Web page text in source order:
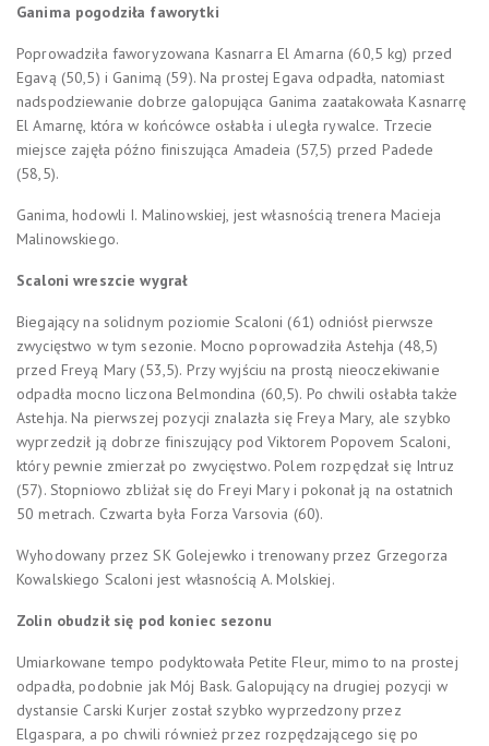
Ganima pogodziła faworytki
Poprowadziła faworyzowana Kasnarra El Amarna (60,5 kg) przed
Egavą (50,5) i Ganimą (59). Na prostej Egava odpadła, natomiast
nadspodziewanie dobrze galopująca Ganima zaatakowała Kasnarrę
El Amarnę, która w końcówce osłabła i uległa rywalce. Trzecie
miejsce zajęła późno finiszująca Amadeia (57,5) przed Padede
(58,5).
Ganima, hodowli I. Malinowskiej, jest własnością trenera Macieja
Malinowskiego.
Scaloni wreszcie wygrał
Biegający na solidnym poziomie Scaloni (61) odniósł pierwsze
zwycięstwo w tym sezonie. Mocno poprowadziła Astehja (48,5)
przed Freyą Mary (53,5). Przy wyjściu na prostą nieoczekiwanie
odpadła mocno liczona Belmondina (60,5). Po chwili osłabła także
Astehja. Na pierwszej pozycji znalazła się Freya Mary, ale szybko
wyprzedził ją dobrze finiszujący pod Viktorem Popovem Scaloni,
który pewnie zmierzał po zwycięstwo. Polem rozpędzał się Intruz
(57). Stopniowo zbliżał się do Freyi Mary i pokonał ją na ostatnich
50 metrach. Czwarta była Forza Varsovia (60).
Wyhodowany przez SK Golejewko i trenowany przez Grzegorza
Kowalskiego Scaloni jest własnością A. Molskiej.
Zolin obudził się pod koniec sezonu
Umiarkowane tempo podyktowała Petite Fleur, mimo to na prostej
odpadła, podobnie jak Mój Bask. Galopujący na drugiej pozycji w
dystansie Carski Kurjer został szybko wyprzedzony przez
Elgaspara, a po chwili również przez rozpędzającego się po